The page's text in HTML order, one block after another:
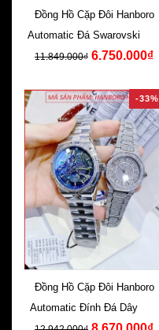
Đồng Hồ Cặp Đôi Hanboro
Automatic Đá Swarovski Dây
Silicone Đen
11.849.000₫ 6.750.000₫
-33%
Đồng Hồ Cặp Đôi Hanboro
Automatic Đính Đá Dây Kim